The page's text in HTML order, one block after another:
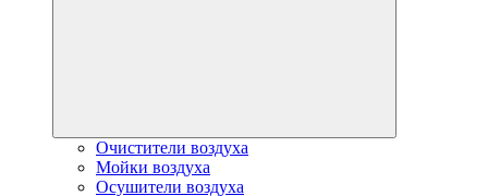
Очистители воздуха
Мойки воздуха
Осушители воздуха